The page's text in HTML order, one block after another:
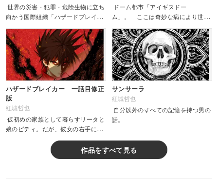
世界の災害・犯罪・危険生物に立ち
向かう国際組織「ハザードブレイカ
た自分の娘ピティを探し出すため、
ブレイカーとし...
ドーム都市「アイギスドー
ム」。 ここは奇妙な病により世界
ハザードブレイカー 一話目修正
版
紅城哲也
仮初めの家族として暮らすリータと
娘のピティ。だが、彼女の右手には
ていた。（同タイトル一話目の修正
サンサーラ
紅城哲也
自分以外のすべての記憶を持つ男の
話。
作品をすべて見る